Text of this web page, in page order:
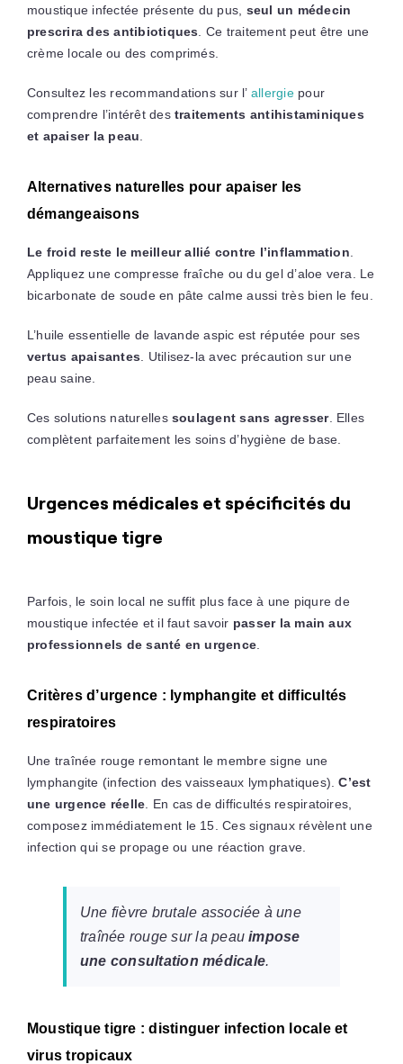
moustique infectée présente du pus, seul un médecin
prescrira des antibiotiques . Ce traitement peut être une
crème locale ou des comprimés.
Consultez les recommandations sur l’ allergiepour
comprendre l’intérêt des traitements antihistaminiques
et apaiser la peau
Alternatives naturelles pour apaiser les
démangeaisons
Le froid reste le meilleur allié contre l’inflammation
Appliquez une compresse fraîche ou du gel d’aloe vera. Le
bicarbonate de soude en pâte calme aussi très bien le feu.
L’huile essentielle de lavande aspic est réputée pour ses
vertus apaisantes . Utilisez-la avec précaution sur une
peau saine.
Ces solutions naturelles soulagent sans agresser. Elles
complètent parfaitement les soins d’hygiène de base.
Urgences médicales et spécificités du
moustique tigre
Parfois, le soin local ne suffit plus face à une piqure de
moustique infectée et il faut savoir passer la main aux
professionnels de santé en urgence
Critères d’urgence : lymphangite et difficultés
respiratoires
Une traînée rouge remontant le membre signe une
lymphangite (infection des vaisseaux lymphatiques).C’est
une urgence réelle . En cas de difficultés respiratoires,
composez immédiatement le 15. Ces signaux révèlent une
infection qui se propage ou une réaction grave.
Une fièvre brutale associée à une
traînée rouge sur la peauimpose
une consultation médicale.
Moustique tigre : distinguer infection locale et
virus tropicaux